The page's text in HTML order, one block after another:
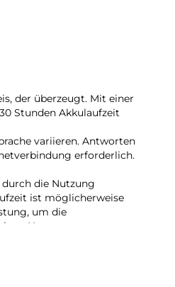
der überzeugt. Mit einer
Stunden Akkulaufzeit
variieren. Antworten
erforderlich.
die Nutzung
ist möglicherweise
um die
Unter